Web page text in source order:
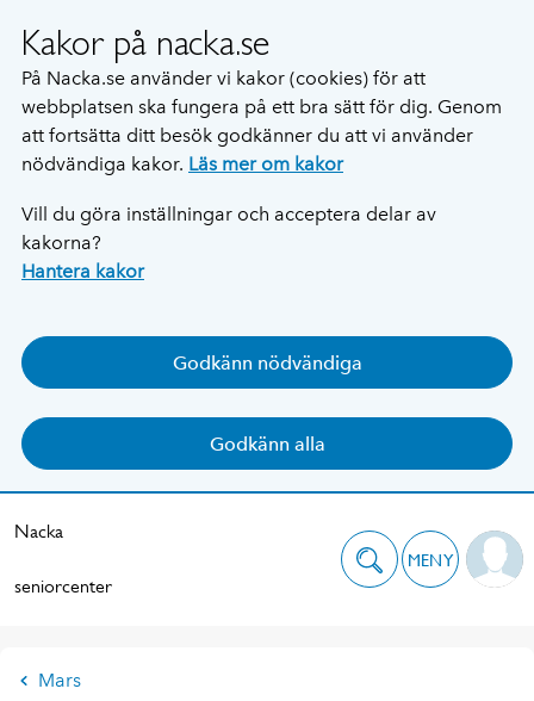
Kakor på nacka.se
På Nacka.se använder vi kakor (cookies) för att
webbplatsen ska fungera på ett bra sätt för dig. Genom
att fortsätta ditt besök godkänner du att vi använder
nödvändiga kakor. Läs mer om kakor
Vill du göra inställningar och acceptera delar av
kakorna?
Hantera kakor
Godkänn nödvändiga
Godkänn alla
Nacka
seniorcenter
MENY
Mars